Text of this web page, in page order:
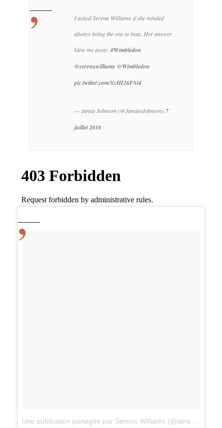
I asked Serena Williams if she minded
always being the one to beat. Her answer
blew me away.#Wimbledon
@serenawilliams @Wimbledon
pic.twitter.com/XsHI26FSi4
— Jamie Johnson (@JamieoJohnson) 7
juillet 2018
Une publication partagée par Serena Williams (@serenawilliams)